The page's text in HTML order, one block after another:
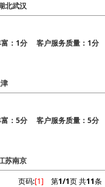
北武汉
：1分 客户服务质量：1分
：5分 客户服务质量：5分
苏南京
页码:[1] 第1/1页 共11条